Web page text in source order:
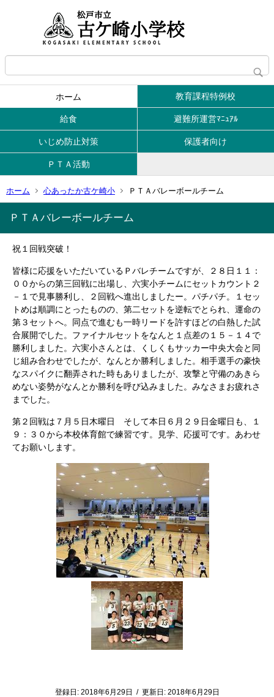
ホーム 教育課程特例校
給食 避難所運営ﾏﾆｭｱﾙ
いじめ防止対策 保護者向け
ＰＴＡ活動
ホーム 心あったか古ケ崎小 ＰＴＡバレーボールチーム
ＰＴＡバレーボールチーム
祝１回戦突破！
皆様に応援をいただいているＰバレチームですが、２８日１１：
００からの第三回戦に出場し、六実小チームにセットカウント２
－１で見事勝利し、２回戦へ進出しましたー。パチパチ。１セッ
トめは順調にとったものの、第二セットを逆転でとられ、運命の
第３セットへ。同点で進むも一時リードを許すほどの白熱した試
合展開でした。ファイナルセットをなんと１点差の１５－１４で
勝利しました。六実小さんとは、くしくもサッカー中央大会と同
じ組み合わせでしたが、なんとか勝利しました。相手選手の豪快
なスパイクに翻弄された時もありましたが、攻撃と守備のあきら
めない姿勢がなんとか勝利を呼び込みました。みなさまお疲れさ
までした。
第２回戦は７月５日木曜日 そして本日６月２９日金曜日も、１
９：３０から本校体育館で練習です。見学、応援可です。あわせ
てお願いします。
登録日: 2018年6月29日 / 更新日: 2018年6月29日